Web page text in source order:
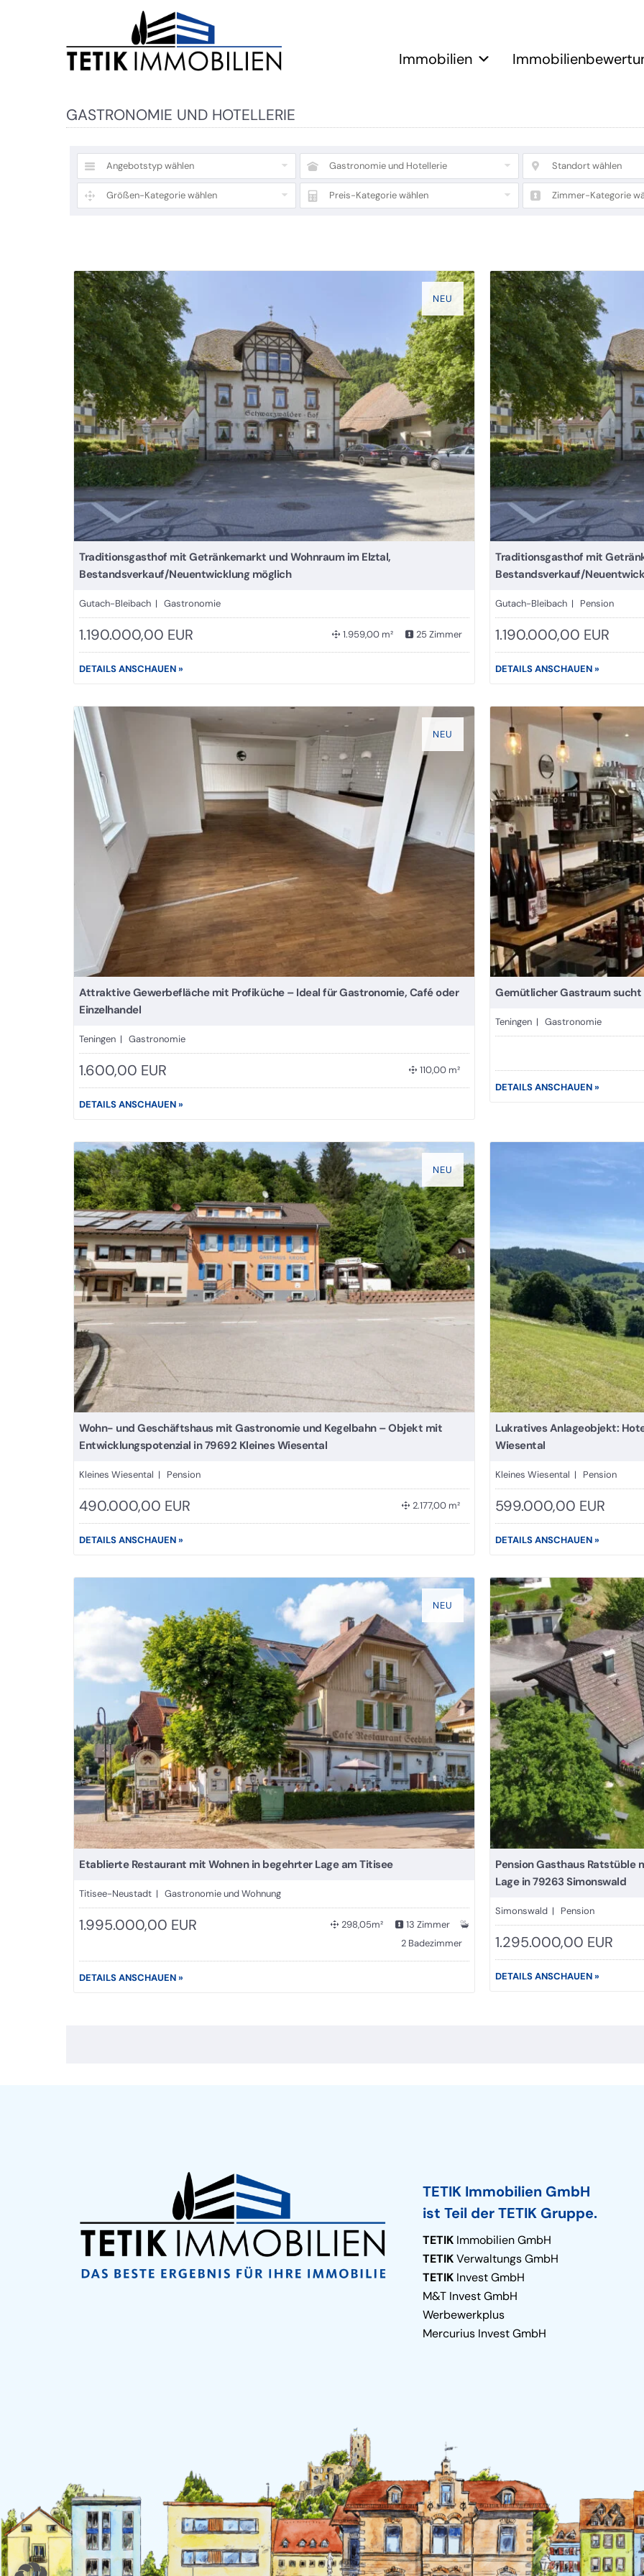
Immobilien
GASTRONOMIE UND HOTELLERIE
Angebotstyp wählen Gastronomie und Hotellerie Standort wählen
Größen-Kategorie wählen Preis-Kategorie wählen Zimmer-Kategorie
NEU
Traditionsgasthof mit Getränkemarkt und Wohnraum im Elztal,
Bestandsverkauf/Neuentwicklung möglich
Gutach-Bleibach | Gastronomie
1.190.000,00 EUR 1.959,00 m² 25 Zimmer
DETAILS ANSCHAUEN »
Traditionsgasthof mit
Bestandsverkauf/
Gutach-Bleibach | Pension
1.190.000,00 EUR
DETAILS ANSCHAUEN »
NEU
Attraktive Gewerbefläche mit Profiküche – Ideal für Gastronomie, Café oder
Einzelhandel
Teningen | Gastronomie
1.600,00 EUR 110,00 m²
DETAILS ANSCHAUEN »
Gemütlicher Gastraum sucht
Teningen | Gastronomie
DETAILS ANSCHAUEN »
NEU
Wohn- und Geschäftshaus mit Gastronomie und Kegelbahn – Objekt mit
Entwicklungspotenzial in 79692 Kleines Wiesental
Kleines Wiesental | Pension
490.000,00 EUR 2.177,00 m²
DETAILS ANSCHAUEN »
Lukratives Anlageobjekt:
Wiesental
Kleines Wiesental | Pension
599.000,00 EUR
DETAILS ANSCHAUEN »
NEU
Etablierte Restaurant mit Wohnen in begehrter Lage am Titisee
Titisee-Neustadt | Gastronomie und Wohnung
1.995.000,00 EUR 298,05m²
13 Zimmer
2 Badezimmer
DETAILS ANSCHAUEN »
Pension Gasthaus Ratstüble
Lage in 79263 Simonswald
Simonswald | Pension
1.295.000,00 EUR
DETAILS ANSCHAUEN »
TETIK Immobilien GmbH
ist Teil der TETIK Gruppe.
TETIKImmobilien GmbH
TETIKVerwaltungs GmbH
TETIKInvest GmbH
M&T Invest GmbH
Werbewerkplus
Mercurius Invest GmbH